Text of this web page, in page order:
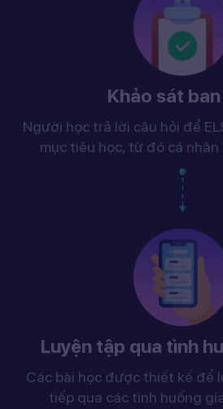
Khảo sát
Người học trả lời câu hỏi để
mục tiêu học, từ đó cá nhân
Luyện tập qua tình
Các bài học được thiết kế để
tiếp qua các tình huống